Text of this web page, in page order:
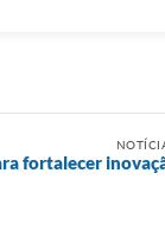
fortalecer